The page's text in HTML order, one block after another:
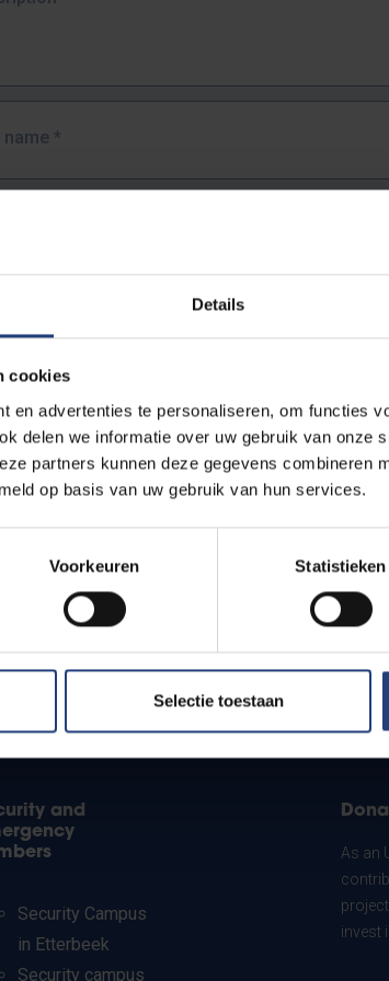
Details
cookies
en advertenties te personaliseren, om functies
delen we informatie over uw gebruik van onze
partners kunnen deze gegevens combineren
op basis van uw gebruik van hun services.
Voorkeuren Statistieken
Selectie toestaan
name *
of the page where you encountered the error.
www.vub.be/nl/studeren-aan-de-vub/alle-opleidingen
and
Security Campus
in Etterbeek
Security campus
As an
invest